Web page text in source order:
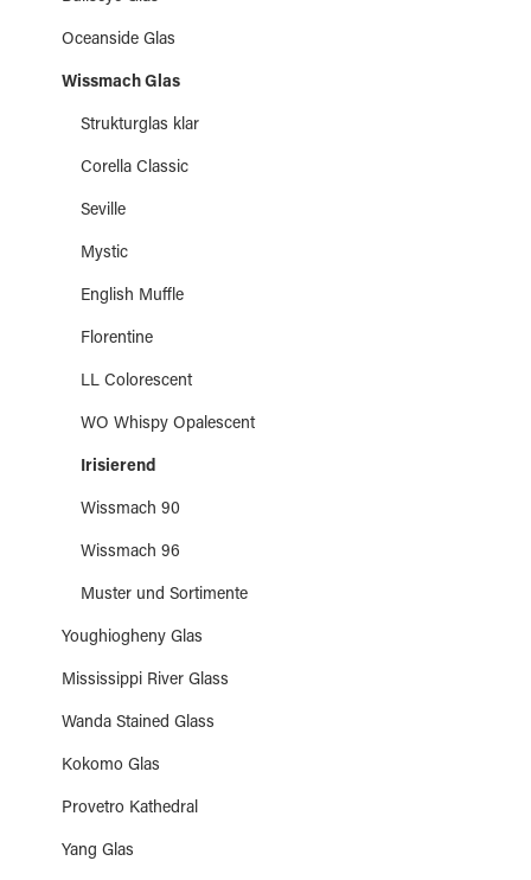
Oceanside Glas
Wissmach Glas
Strukturglas klar
Corella Classic
Seville
Mystic
English Muffle
Florentine
LL Colorescent
WO Whispy Opalescent
Irisierend
Wissmach 90
Wissmach 96
Muster und Sortimente
Youghiogheny Glas
Mississippi River Glass
Wanda Stained Glass
Kokomo Glas
Provetro Kathedral
Yang Glas